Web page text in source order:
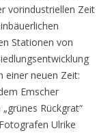
vorindustriellen Zeit
Stationen von
einer neuen Zeit:
Emscher
Rückgrat“
Ulrike